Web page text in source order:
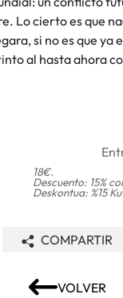
Lo cierto es que
si no es que ya
al hasta ahora
18€.
Descuento: 15%
Deskontua: %15
VOLVER
COMPARTIR